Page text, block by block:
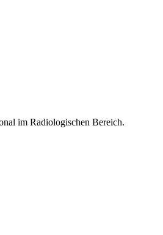
im Radiologischen Bereich.